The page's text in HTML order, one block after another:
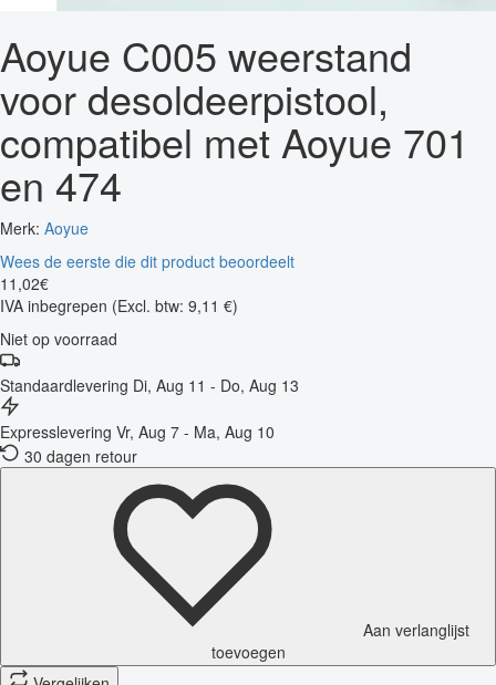
Aoyue C005 weerstand
voor desoldeerpistool,
compatibel met Aoyue 701
en 474
Merk: Aoyue
Wees de eerste die dit product beoordeelt
11 ,02€
IVA inbegrepen (Excl. btw: 9,11 €)
Niet op voorraad
Standaardlevering Di, Aug 11 - Do, Aug 13
Expresslevering Vr, Aug 7 - Ma, Aug 10
30 dagen retour
Aan verlanglijst
toevoegen